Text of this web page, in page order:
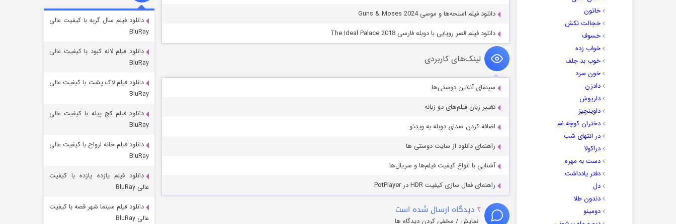
خاتون
خجالت نکش
خسوف
خواب زده
خوب بد جلف
خون سرد
دادزن
داریوش
داوینچیز
دختران کوچه غم
در انتهای شب
دراکولا
دست به مهره
دفتر یادداشت
دل
دندون طلا
دومینو
دانلود فیلم اسلحه‌ها و موسی Guns & Moses 2024
دانلود فیلم قصر رویایی با دوبله فارسی The Ideal Palace 2018
لینک‌های کاربردی
سینمای آنلاین دوستی‌ها
تغییر زبان فیلم‌های دو زبانه
اضافه کردن صدای دوبله به ویدئو
راهنمای دانلود از سایت دوستی ها
آشنایی با انواع کیفیت فیلم‌ها و سریال‌ها
راهنمای فعال سازی کیفیت HDR در PotPlayer
۲ دیدگاه ارسال شده است
نمایش / مخفی کردن دیدگاه ها
شوگر فصل ۲
قسمت
خاندان اژدها فصل ۳
دانلود فیلم سال گربه با کیفیت عالی
BluRay
دانلود فیلم لاله کبود با کیفیت عالی
BluRay
دانلود فیلم لاک پشت با کیفیت عالی
BluRay
دانلود فیلم کج‌ پیله با کیفیت عالی
BluRay
دانلود فیلم خانه ارواح با کیفیت عالی
BluRay
دانلود فیلم یازده یازده با کیفیت
عالی BluRay
دانلود فیلم سینما شهر قصه با کیفیت
عالی BluRay